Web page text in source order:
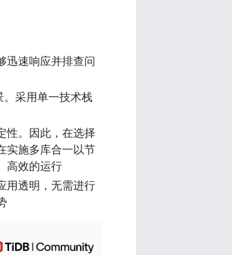
迅速响应并排查问
。采用单一技术栈
性。因此，在选择
实施多库合一以节
高效的运行
用透明，无需进行